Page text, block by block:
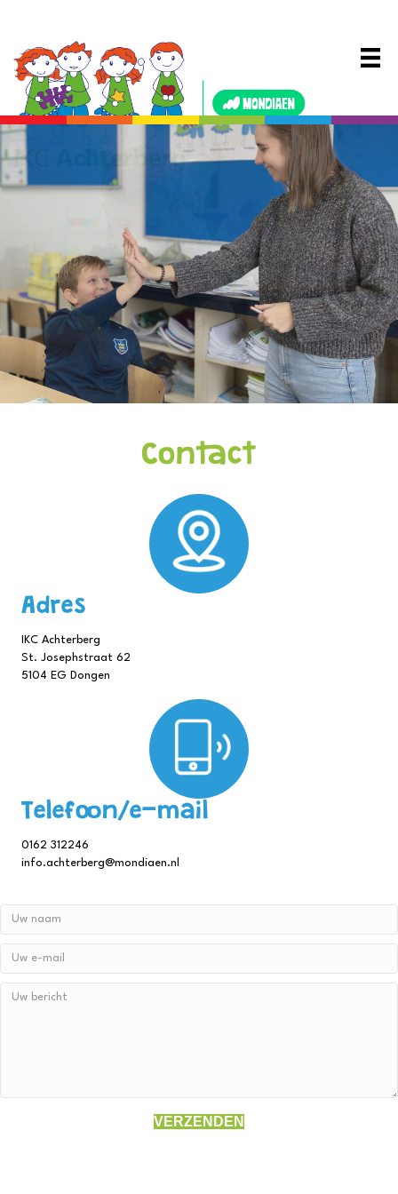
Contact
Adres
IKC Achterberg
St. Josephstraat 62
5104 EG Dongen
Telefoon/e-mail
0162 312246
info.achterberg@mondiaen.nl
VERZENDEN